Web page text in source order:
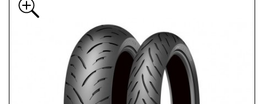
Oder unten auswählen
Breite
Höhe Zoll